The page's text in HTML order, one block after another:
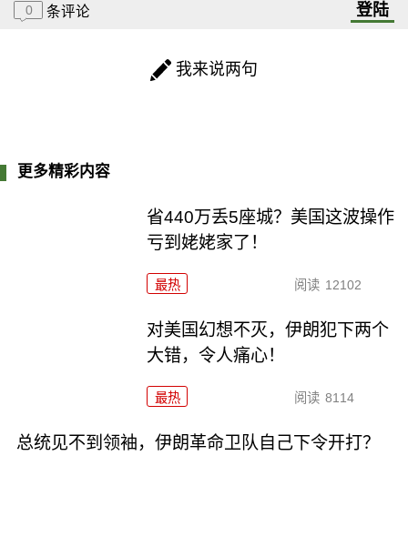
0 条评论 登陆
我来说两句
更多精彩内容
省440万丢5座城？美国这波操作
亏到姥姥家了！
最热 阅读 12102
对美国幻想不灭，伊朗犯下两个
大错，令人痛心！
最热 阅读 8114
总统见不到领袖，伊朗革命卫队自己下令开打？